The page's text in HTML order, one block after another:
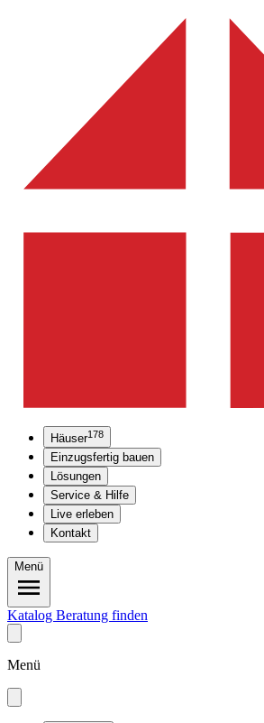
Häuser178
Einzugsfertig bauen
Lösungen
Service & Hilfe
Live erleben
Kontakt
Menü
Katalog Beratung finden
Menü